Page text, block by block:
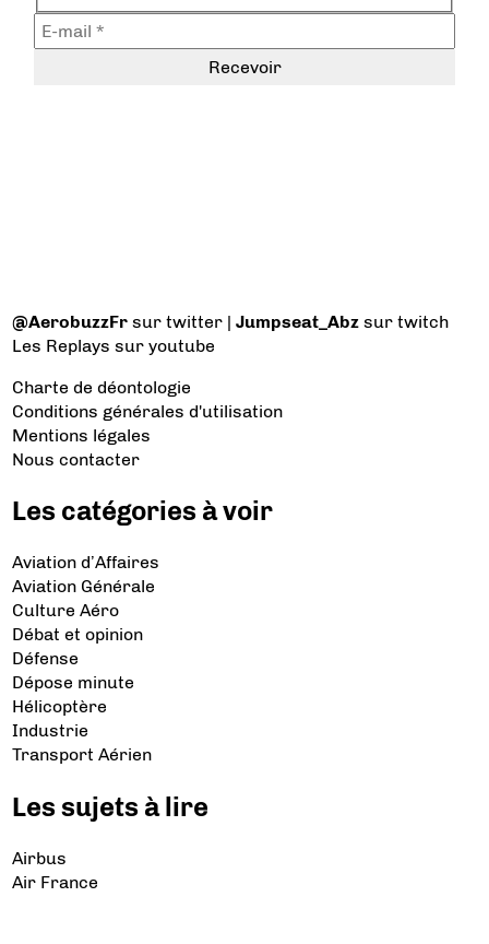
@AerobuzzFr sur twitter |Jumpseat_Abz sur twitch
Les Replays sur youtube
Charte de déontologie
Conditions générales d'utilisation
Mentions légales
Nous contacter
Les catégories à voir
Aviation d’Affaires
Aviation Générale
Culture Aéro
Débat et opinion
Défense
Dépose minute
Hélicoptère
Industrie
Transport Aérien
Les sujets à lire
Airbus
Air France